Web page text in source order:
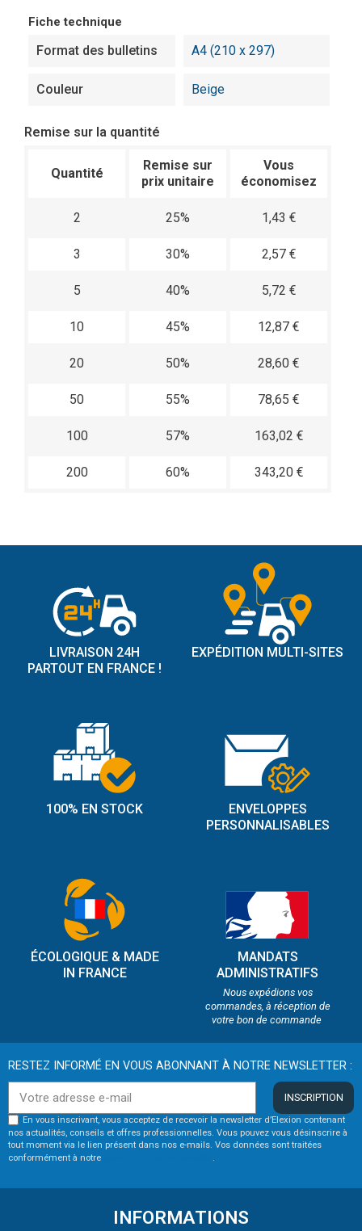
Fiche technique
Format des bulletins A4 (210 x 297)
Couleur Beige
Remise sur la quantité
Quantité
Remise sur
prix unitaire
Vous
économisez
2 25% 1,43 €
3 30% 2,57 €
5 40% 5,72 €
10 45% 12,87 €
20 50% 28,60 €
50 55% 78,65 €
100 57% 163,02 €
200 60% 343,20 €
LIVRAISON 24H
PARTOUT EN FRANCE !
EXPÉDITION MULTI-SITES
100% EN STOCK
ENVELOPPES
PERSONNALISABLES
ÉCOLOGIQUE & MADE
IN FRANCE
MANDATS
ADMINISTRATIFS
Nous expédions vos
commandes, à réception de
votre bon de commande
RESTEZ INFORMÉ EN VOUS ABONNANT À NOTRE NEWSLETTER :
INSCRIPTION
En vous inscrivant, vous acceptez de recevoir la newsletter d’Elexion contenant
nos actualités, conseils et offres professionnelles. Vous pouvez vous désinscrire à
tout moment via le lien présent dans nos e-mails. Vos données sont traitées
conformément à notre
.
INFORMATIONS